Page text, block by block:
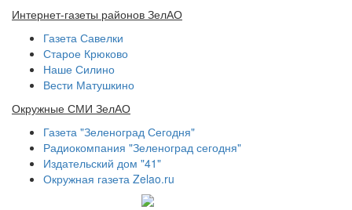
Интернет-газеты районов ЗелАО
Газета Савелки
Старое Крюково
Наше Силино
Вести Матушкино
Окружные СМИ ЗелАО
Газета "Зеленоград Сегодня"
Радиокомпания "Зеленоград сегодня"
Издательский дом "41"
Окружная газета Zelao.ru